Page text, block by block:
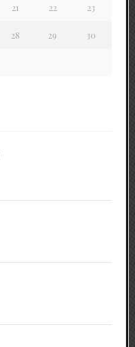
21 22 23
28 29 30